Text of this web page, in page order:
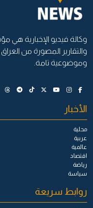
وكالة فيديو الإخبارية هي
والتقارير المصورة من
وموضوعية تامة.
الأخبار
محلية
عربية
عالمية
اقتصاد
رياضة
سياسة
روابط سريعة